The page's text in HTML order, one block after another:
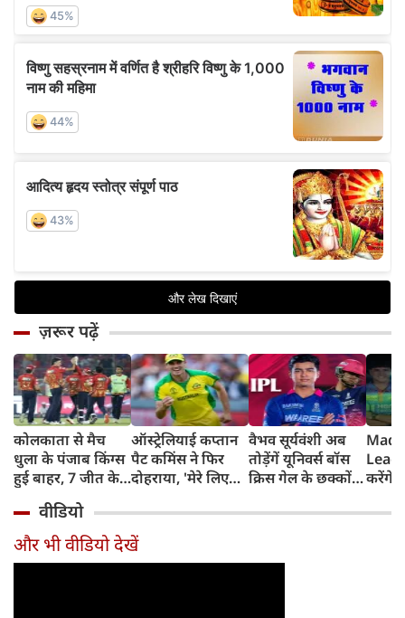
ज़रूर पढ़ें
कोलकाता से मैच
धुला के पंजाब किंग्स
हुई बाहर, 7 जीत के
ऑस्ट्रेलियाई कप्तान
पैट कमिंस ने फिर
दोहराया, 'मेरे लिए
वैभव सूर्यवंशी अब
तोड़ेंगें यूनिवर्स बॉस
क्रिस गेल के छक्कों
करेंगे
टीम में
वीडियो
और भी वीडियो देखें